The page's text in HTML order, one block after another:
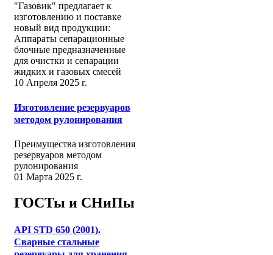
"Газовик" предлагает к
изготовлению и поставке
новый вид продукции:
Аппараты сепарационные
блочные предназначенные
для очистки и сепарации
жидких и газовых смесей
10 Апреля 2025 г.
Изготовление резервуаров
методом рулонирования
Преимущества изготовления
резервуаров методом
рулонирования
01 Марта 2025 г.
ГОСТы и СНиПы
API STD 650 (2001).
Сварные стальные